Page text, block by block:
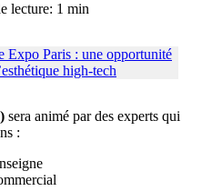
lecture: 1 min
sera animé par des experts qui
: